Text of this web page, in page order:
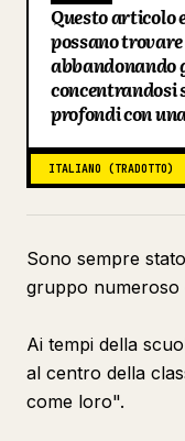
Blog
Aggiornamenti
Questo articolo
possano
abbandonando
concentrandosi
profondi con
ITALIANO (TRADOTTO)
Sono sempre
gruppo numeroso
Ai tempi della
al centro della
come loro".